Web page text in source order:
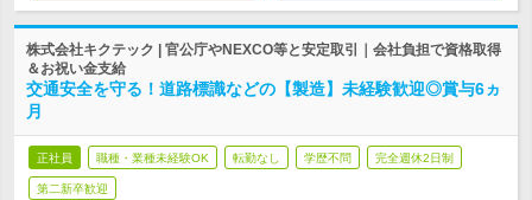
株式会社キクテック | 官公庁やNEXCO等と安定取引｜会社負担で資格取得
＆お祝い金支給
交通安全を守る！道路標識などの【製造】未経験歓迎◎賞与6ヵ
月
正社員 職種・業種未経験OK 転勤なし 学歴不問 完全週休2日制
第二新卒歓迎